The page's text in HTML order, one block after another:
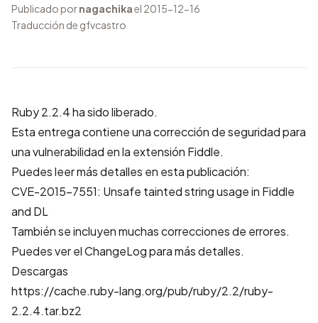
Publicado pornagachikael 2015-12-16
Traducción de gfvcastro
Ruby 2.2.4 ha sido liberado.
Esta entrega contiene una corrección de seguridad para
una vulnerabilidad en la extensión Fiddle.
Puedes leer más detalles en esta publicación:
CVE-2015-7551: Unsafe tainted string usage in Fiddle
and DL
También se incluyen muchas correcciones de errores.
Puedes ver elChangeLogpara más detalles.
Descargas
https://cache.ruby-lang.org/pub/ruby/2.2/ruby-
2.2.4.tar.bz2